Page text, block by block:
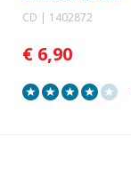
CD | 1402872
€ 6,90